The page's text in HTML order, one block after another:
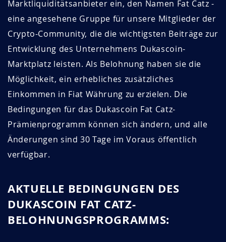
Marktliquiditätsanbieter ein, den Namen Fat Catz -
eine angesehene Gruppe für unsere Mitglieder der
Crypto-Community, die die wichtigsten Beiträge zur
Entwicklung des Unternehmens Dukascoin-
Marktplatz leisten. Als Belohnung haben sie die
Möglichkeit, ein erhebliches zusätzliches
Einkommen in Fiat Währung zu erzielen. Die
Bedingungen für das Dukascoin Fat Catz-
Prämienprogramm können sich ändern, und alle
Änderungen sind 30 Tage im Voraus öffentlich
verfügbar.
AKTUELLE BEDINGUNGEN DES
DUKASCOIN FAT CATZ-
BELOHNUNGSPROGRAMMS: